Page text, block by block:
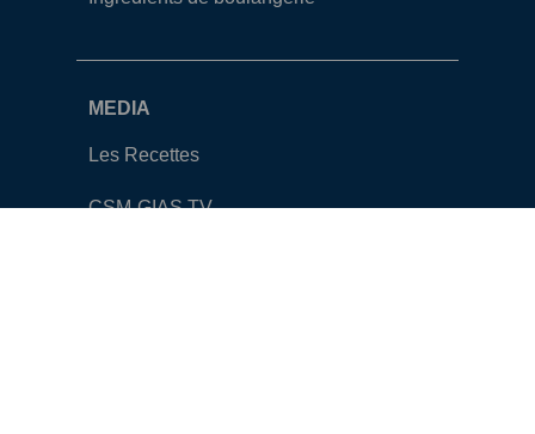
MEDIA
Les Recettes
CSM-GIAS TV